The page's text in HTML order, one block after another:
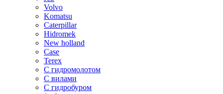
Volvo
Komatsu
Caterpillar
Hidromek
New holland
Case
Terex
С гидромолотом
С вилами
С гидробуром